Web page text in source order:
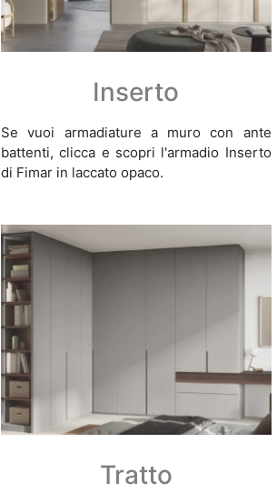
Inserto
Se vuoi armadiature a muro con ante
battenti, clicca e scopri l'armadio Inserto
di Fimar in laccato opaco.
Tratto